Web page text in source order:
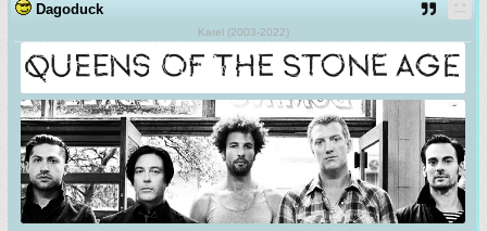
Dagoduck
Karel (2003-2022)